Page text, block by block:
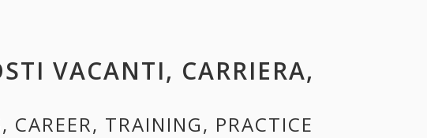
VACANTI, CARRIERA,
CAREER, TRAINING, PRACTICE